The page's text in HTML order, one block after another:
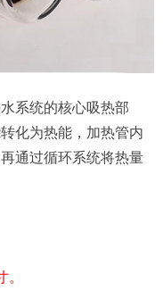
系统的核心吸热部
化为热能，加热管内
通过循环系统将热量